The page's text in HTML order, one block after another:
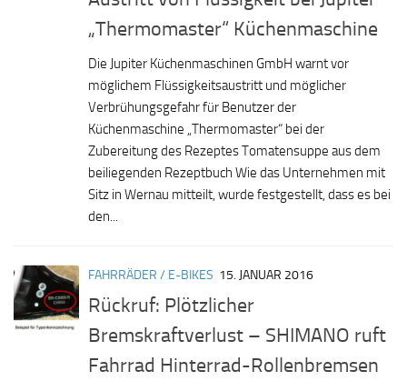
„Thermomaster“ Küchenmaschine
Die Jupiter Küchenmaschinen GmbH warnt vor
möglichem Flüssigkeitsaustritt und möglicher
Verbrühungsgefahr für Benutzer der
Küchenmaschine „Thermomaster“ bei der
Zubereitung des Rezeptes Tomatensuppe aus dem
beiliegenden Rezeptbuch Wie das Unternehmen mit
Sitz in Wernau mitteilt, wurde festgestellt, dass es bei
den...
FAHRRÄDER / E-BIKES 15. JANUAR 2016
Rückruf: Plötzlicher
Bremskraftverlust – SHIMANO ruft
Fahrrad Hinterrad-Rollenbremsen